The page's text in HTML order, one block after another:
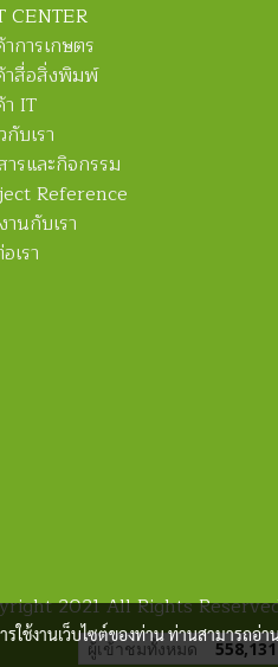
CENTER
การเกษตร
สื่อสิ่งพิมพ์
IT
กับเรา
ารและกิจกรรม
Reference
านกับเรา
เรา
2021 All Rights
ผู้เข้าชมทั้งหมด 558,131
ช้งานเว็บไซต์ของท่าน ท่านสามารถอ่า